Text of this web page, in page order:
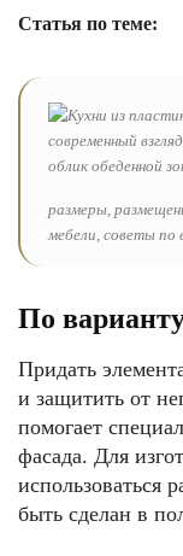
Статья по теме:
размеры,
мебели, советы по
По
Придать
и защитить от
помогает
фасада. Для
использоваться
быть сделан в